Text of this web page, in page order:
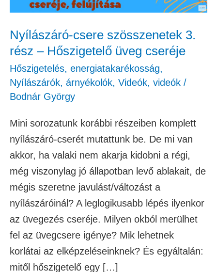
Nyílászáró-csere szösszenetek 3.
rész – Hőszigetelő üveg cseréje
Hőszigetelés, energiatakarékosság,
Nyílászárók, árnyékolók, Videók, videók /
Bodnár György
Mini sorozatunk korábbi részeiben komplett
nyílászáró-cserét mutattunk be. De mi van
akkor, ha valaki nem akarja kidobni a régi,
még viszonylag jó állapotban levő ablakait, de
mégis szeretne javulást/változást a
nyílászáróinál? A leglogikusabb lépés ilyenkor
az üvegezés cseréje. Milyen okból merülhet
fel az üvegcsere igénye? Mik lehetnek
korlátai az elképzeléseinknek? És egyáltalán:
mitől hőszigetelő egy […]
Hőszigetelő
cseréje